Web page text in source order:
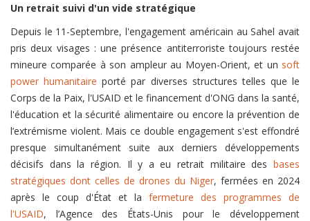
Un retrait suivi d'un vide stratégique
Depuis le 11-Septembre, l'engagement américain au Sahel avait
pris deux visages : une présence antiterroriste toujours restée
mineure comparée à son ampleur au Moyen-Orient, et un soft
power humanitaire porté par diverses structures telles que le
Corps de la Paix, l'USAID et le financement d'ONG dans la santé,
l'éducation et la sécurité alimentaire ou encore la prévention de
l’extrémisme violent. Mais ce double engagement s'est effondré
presque simultanément suite aux derniers développements
décisifs dans la région. Il y a eu retrait militaire des bases
stratégiques dont celles de drones du Niger, fermées en 2024
après le coup d'État et la fermeture des programmes de
l'USAID, l’Agence des États-Unis pour le développement